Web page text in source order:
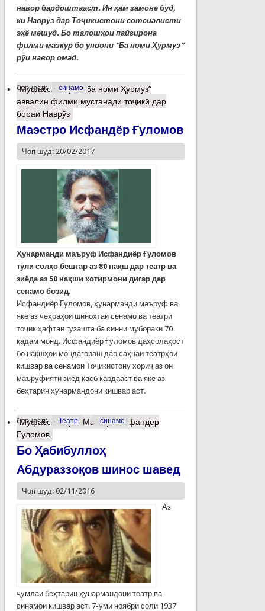
навор бардоштааст. Ин ҳам замоне буд,
ки Наврӯз дар Тоҷикистони сотсиалистӣ
эҳё мешуд. Бо талошҳои пайгирона
филми мазкур бо унвони “Ба номи Ҳурмуз”
рӯи навор омад.
барчасп: синамо
Муфассалтаро “Ба номи Ҳурмуз”
аввалин филми мустанади тоҷикӣ дар
бораи Наврӯз
Маэстро Исфандёр Ғуломов
Чоп шуд: 20/02/2017
Ҳунарманди маъруф Исфандиёр Ғуломов
тӯли солҳо бештар аз 80 нақш дар театр ва
зиёда аз 50 нақши хотирмони дигар дар
сенамо бозид.
Исфандиёр Ғуломов, ҳунарманди маъруф ва
яке аз чеҳраҳои шинохтаи сенамо ва театри
тоҷик ҳафтаи гузашта ба синни мубораки 70
қадам монд. Исфандиёр Ғуломов даҳсолаҳост
бо нақшҳои мондагораш дар саҳнаи театрҳои
кишвар ва сенамои Тоҷикистону хориҷ аз он
маъруфияти зиёд касб кардааст ва яке аз
беҳтарин ҳунармандони кишвар аст.
барчасп: Театр синамо
Муфассалтаро Маэстро Исфандёр
Ғуломов
Бо Ҳабибуллоҳ
Абдураззоқов шинос шавед
Чоп шуд: 02/11/2016
Аз
ҷумлаи беҳтарин ҳунармандони театр ва
синамои кишвар аст. 7-уми ноябри соли 1937